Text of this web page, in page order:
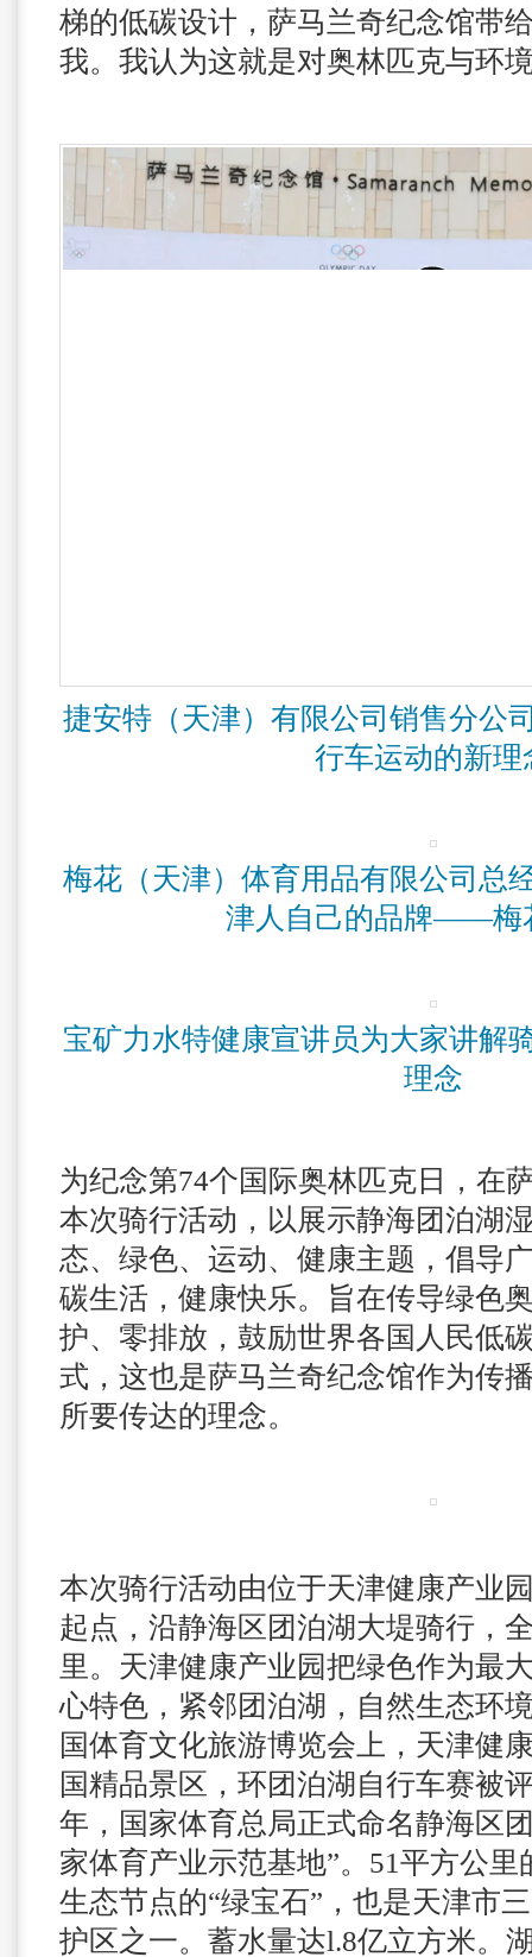
梯的低碳设计，萨马兰奇纪念馆带
我。我认为这就是对奥林匹克与环
捷安特（天津）有限公司销售分公
行车运动的新理
梅花（天津）体育用品有限公司总
津人自己的品牌——梅
宝矿力水特健康宣讲员为大家讲解
理念
为纪念第74个国际奥林匹克日，在
本次骑行活动，以展示静海团泊湖
态、绿色、运动、健康主题，倡导
碳生活，健康快乐。旨在传导绿色
护、零排放，鼓励世界各国人民低
式，这也是萨马兰奇纪念馆作为传
所要传达的理念。
本次骑行活动由位于天津健康产业
起点，沿静海区团泊湖大堤骑行，
里。天津健康产业园把绿色作为最
心特色，紧邻团泊湖，自然生态环
国体育文化旅游博览会上，天津健
国精品景区，环团泊湖自行车赛被
年，国家体育总局正式命名静海区
家体育产业示范基地”。51平方公
生态节点的“绿宝石”，也是天津市
护区之一。蓄水量达l.8亿立方米。